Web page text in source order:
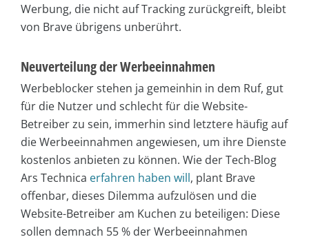
Werbung, die nicht auf Tracking zurückgreift, bleibt
von Brave übrigens unberührt.
Neuverteilung der Werbeeinnahmen
Werbeblocker stehen ja gemeinhin in dem Ruf, gut
für die Nutzer und schlecht für die Website-
Betreiber zu sein, immerhin sind letztere häufig auf
die Werbeeinnahmen angewiesen, um ihre Dienste
kostenlos anbieten zu können. Wie der Tech-Blog
Ars Technica erfahren haben will, plant Brave
offenbar, dieses Dilemma aufzulösen und die
Website-Betreiber am Kuchen zu beteiligen: Diese
sollen demnach 55 % der Werbeeinnahmen